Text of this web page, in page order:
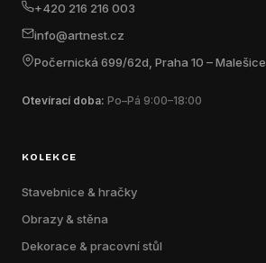
+420 216 216 003
info@artnest.cz
Počernická 699/62d, Praha 10 – Malešice
Otevírací doba: Po–Pá 9:00–18:00
KOLEKCE
Stavebnice & hračky
Obrazy & stěna
Dekorace & pracovní stůl